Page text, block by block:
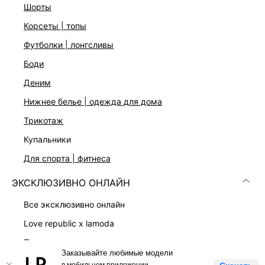
Заказывайте любимые модели
шорты
корсеты | топы
футболки | лонгсливы
боди
деним
нижнее белье | одежда для дома
трикотаж
купальники
для спорта | фитнеса
ЭКСКЛЮЗИВНО ОНЛАЙН
все эксклюзивно онлайн
love republic x lamoda
костюмы
в AppStore
КОМПАНИЯ
КЛИЕНТАМ
ЛИЧНЫЙ КАБИНЕТ
LOVE REPUBLIC © 2009 - 2026